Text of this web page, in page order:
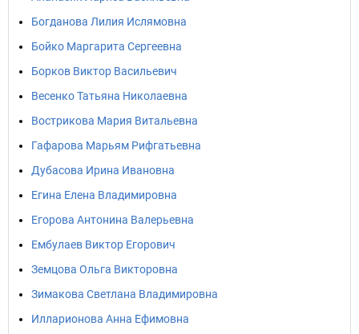
Богданова Лилия Ислямовна
Бойко Маргарита Сергеевна
Борков Виктор Васильевич
Весенко Татьяна Николаевна
Вострикова Мария Витальевна
Гафарова Марьям Рифгатьевна
Дубасова Ирина Ивановна
Егина Елена Владимировна
Егорова Антонина Валерьевна
Ембулаев Виктор Егорович
Земцова Ольга Викторовна
Зимакова Светлана Владимировна
Илларионова Анна Ефимовна